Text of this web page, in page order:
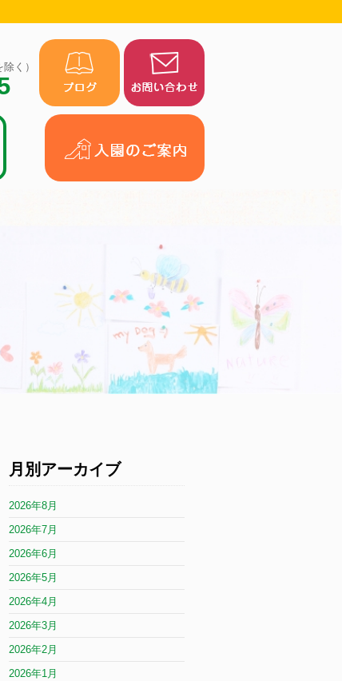
く）
月別アーカイブ
2026年8月
2026年7月
2026年6月
2026年5月
2026年4月
2026年3月
2026年2月
2026年1月